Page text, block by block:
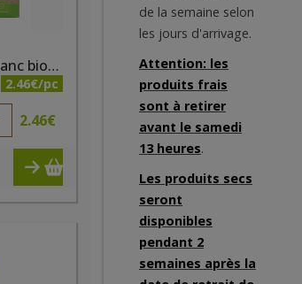
Macaroni froment blanc bio 500g
2.46€/pc
2.46€
de la semaine selon
les jours d'arrivage.
Attention: les
produits frais
sont à retirer
avant le samedi
13 heures.
Les produits secs
seront
disponibles
pendant 2
semaines après la